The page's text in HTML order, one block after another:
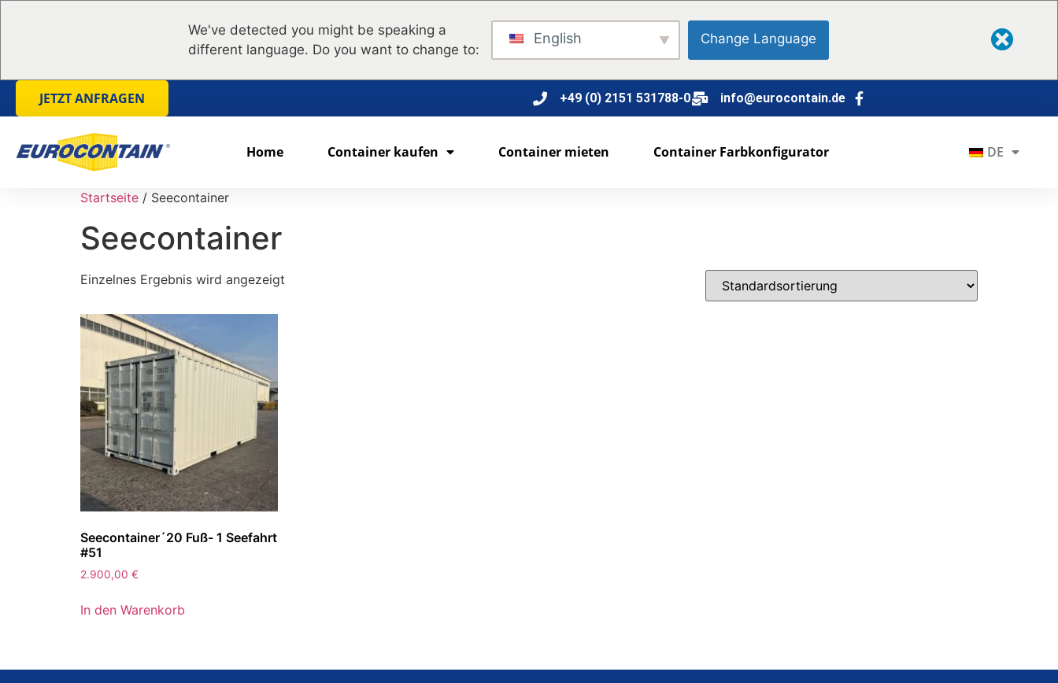
We've detected you might be speaking a
different language. Do you want to change to:
English Change Language
JETZT ANFRAGEN +49 (0) 2151 531788-0 info@eurocontain.de
Home Container kaufen Container mieten Container Farbkonfigurator DE
Startseite / Seecontainer
Seecontainer
Einzelnes Ergebnis wird angezeigt
Seecontainer´20 Fuß- 1 Seefahrt
#51
2.900,00 €
In den Warenkorb